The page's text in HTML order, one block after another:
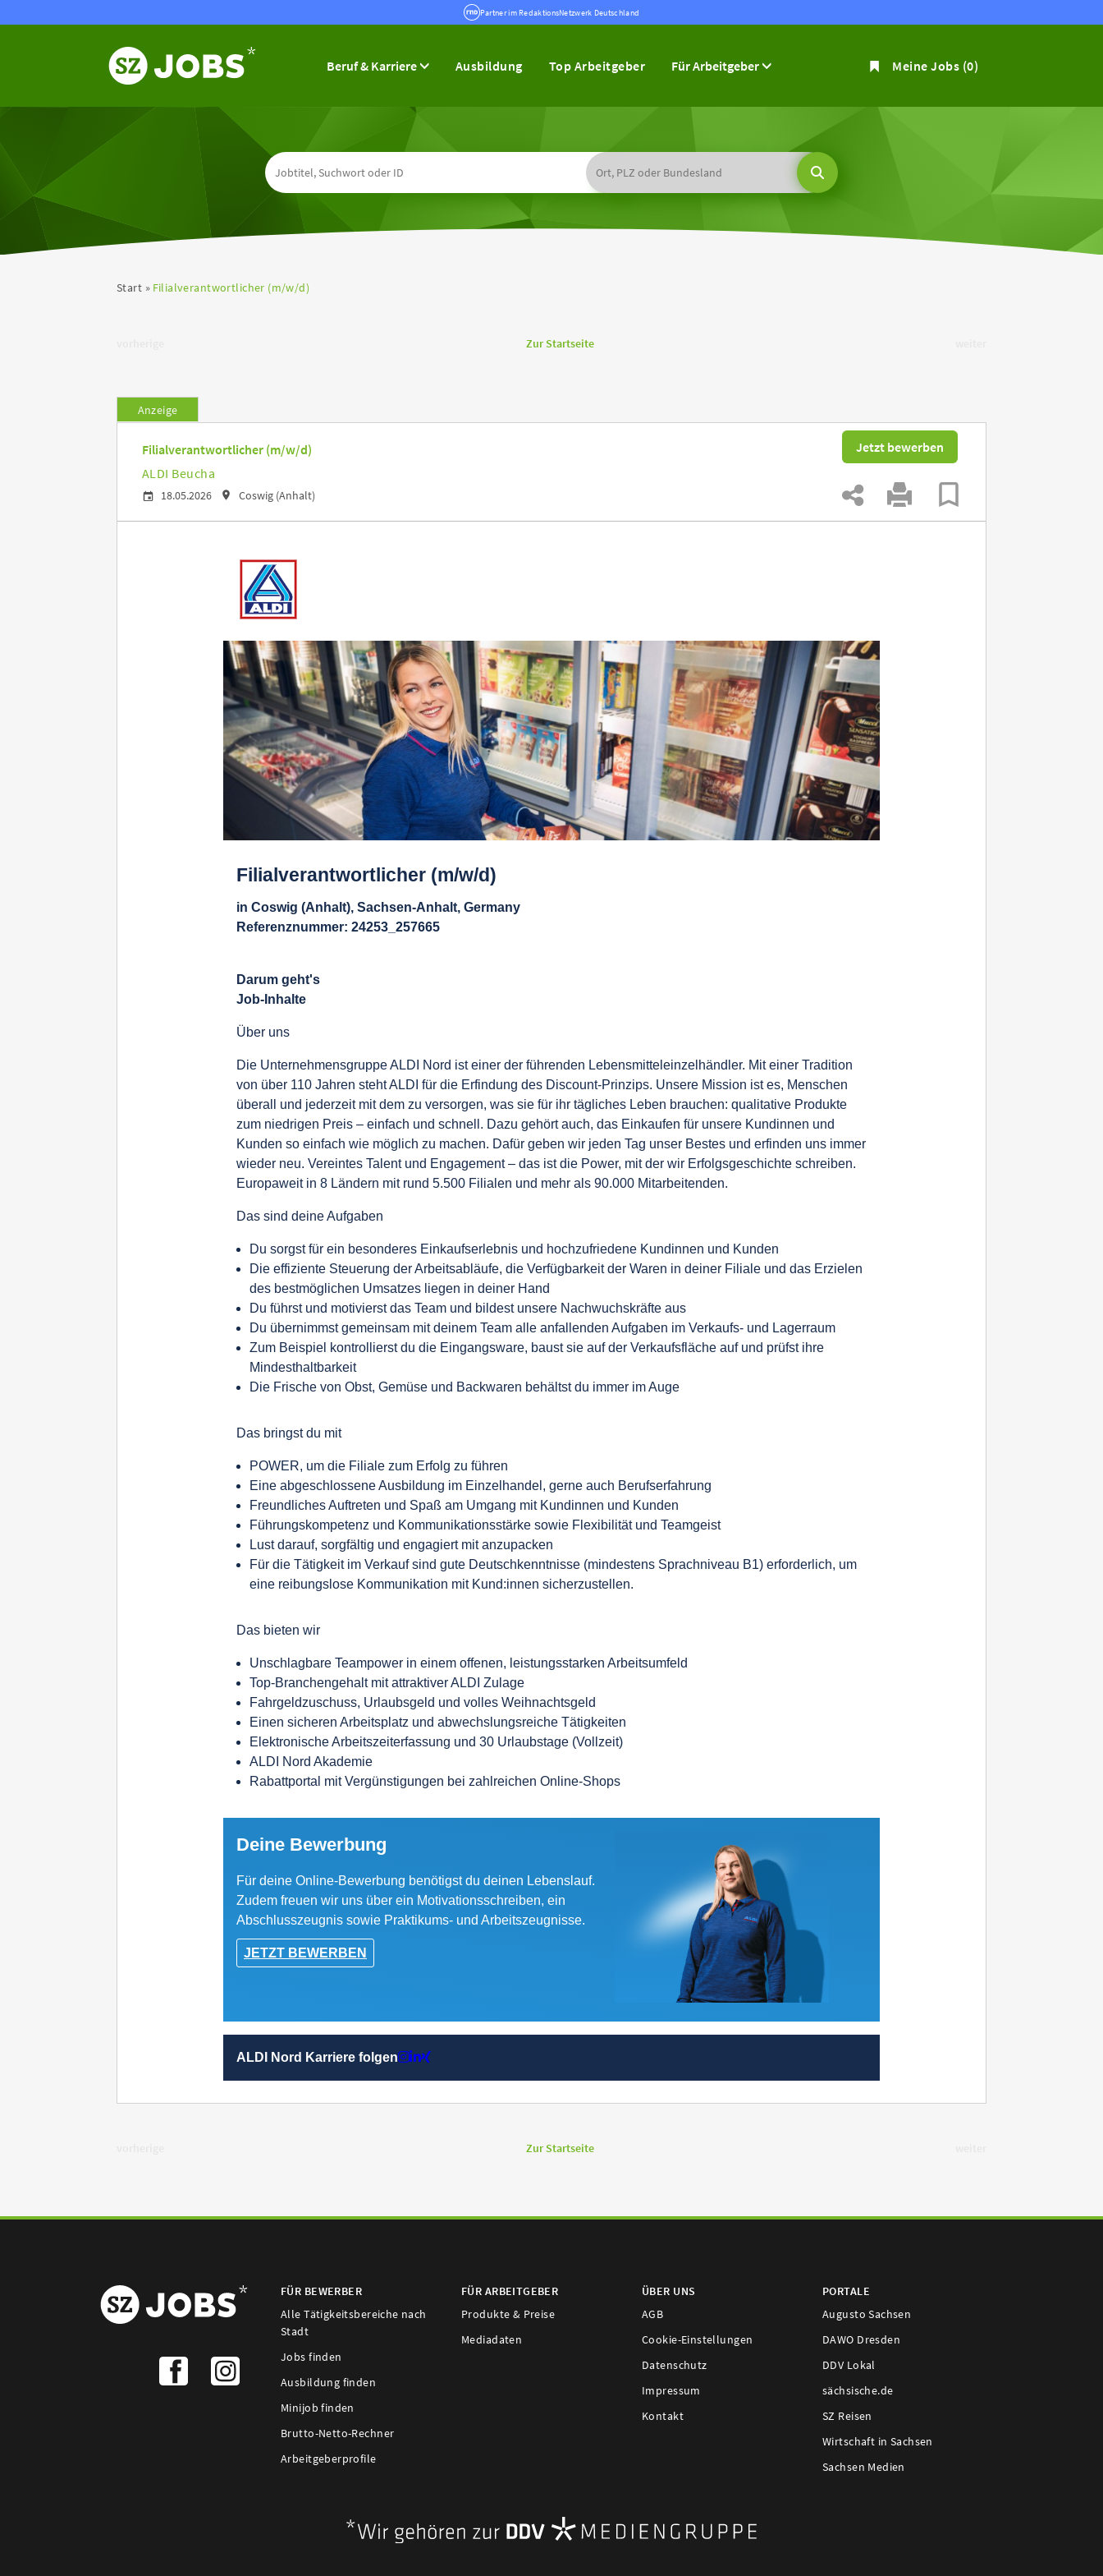
Partner im RedaktionsNetzwerk Deutschland
Beruf & Karriere Ausbildung Top Arbeitgeber Für Arbeitgeber Meine Jobs (0)
Start Filialverantwortlicher (m/w/d)
Zur Startseite
Anzeige
Filialverantwortlicher (m/w/d)
ALDI Beucha
18.05.2026 Coswig (Anhalt)
Jetzt bewerben
Zur Startseite
FÜR BEWERBER
Alle Tätigkeitsbereiche nach
Stadt
Jobs finden
Ausbildung finden
Minijob finden
Brutto-Netto-Rechner
Arbeitgeberprofile
FÜR ARBEITGEBER
Produkte & Preise
Mediadaten
ÜBER UNS
AGB
Cookie-Einstellungen
Datenschutz
Impressum
Kontakt
PORTALE
Augusto Sachsen
DAWO Dresden
DDV Lokal
sächsische.de
SZ Reisen
Wirtschaft in Sachsen
Sachsen Medien